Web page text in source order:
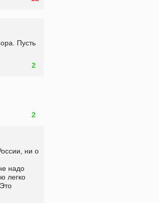
Пусть
2
2
ни о
надо
легко